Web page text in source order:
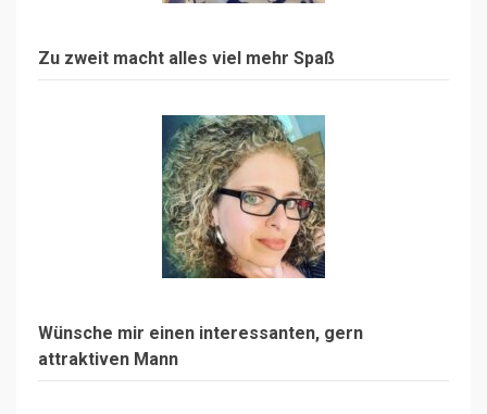
Zu zweit macht alles viel mehr Spaß
Wünsche mir einen interessanten, gern
attraktiven Mann